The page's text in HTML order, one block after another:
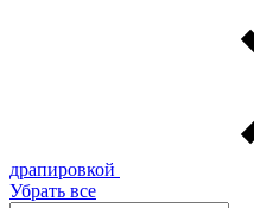
драпировкой
Убрать все